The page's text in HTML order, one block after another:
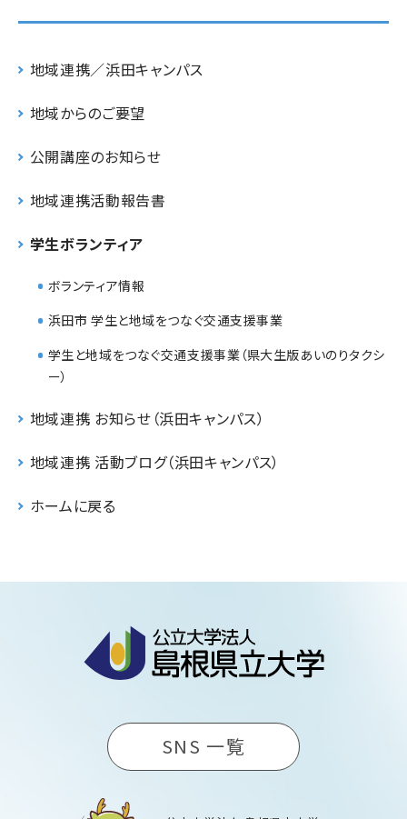
地域連携／浜田キャンパス
地域からのご要望
公開講座のお知らせ
地域連携活動報告書
学生ボランティア
ボランティア情報
浜田市 学生と地域をつなぐ交通支援事業
学生と地域をつなぐ交通支援事業（県大生版あいのりタクシ
ー）
地域連携 お知らせ（浜田キャンパス）
地域連携 活動ブログ（浜田キャンパス）
ホームに戻る
SNS 一覧